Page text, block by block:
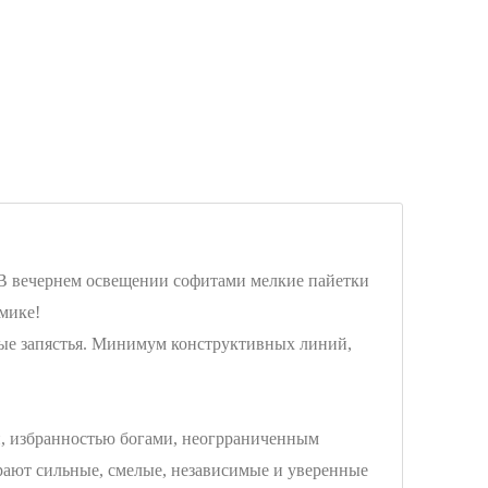
вечернем освещении софитами мелкие пайетки
запястья. Минимум конструктивных линий,
избранностью богами, неогрраниченным
сильные, смелые, независимые и уверенные